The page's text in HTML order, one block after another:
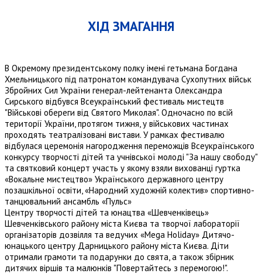
ХІД ЗМАГАННЯ
В Окремому президентському полку імені гетьмана Богдана
Хмельницького під патронатом командувача Сухопутних військ
Збройних Сил України генерал-лейтенанта Олександра
Сирського відбувся Всеукраїнський фестиваль мистецтв
"Військові обереги від Святого Миколая". Одночасно по всій
території України, протягом тижня, у військових частинах
проходять театралізовані вистави. У рамках фестивалю
відбулася церемонія нагородження переможців Всеукраїнського
конкурсу творчості дітей та учнівської молоді "За нашу свободу"
та святковий концерт участь у якому взяли вихованці гуртка
«Вокальне мистецтво» Українського державного центру
позашкільної освіти, «Народний художній колектив» спортивно-
танцювальний ансамбль «Пульс»
Центру творчості дітей та юнацтва «Шевченківець»
Шевченківського району міста Києва та творчої лабораторії
організаторів дозвілля та ведучих «Меga Holiday» Дитячо-
юнацького центру Дарницького району міста Києва. Діти
отримали грамоти та подарунки до свята, а також збірник
дитячих віршів та малюнків "Повертайтесь з перемогою!".